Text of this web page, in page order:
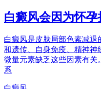
白癜风会因为怀孕
白癜风是皮肤局部色素减退
和遗传、自身免疫、精神神
微量元素缺乏这些因素有关
系